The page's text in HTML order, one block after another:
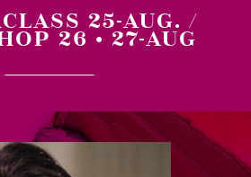
25-AUG. /
26 • 27-AUG